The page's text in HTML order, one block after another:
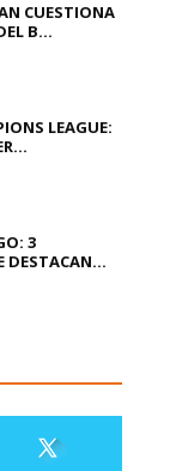
CUESTIONA
B...
LEAGUE:
3
DESTACAN...